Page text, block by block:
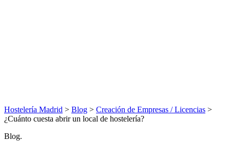
Hostelería Madrid > Blog > Creación de Empresas / Licencias >
¿Cuánto cuesta abrir un local de hostelería?
Blog.